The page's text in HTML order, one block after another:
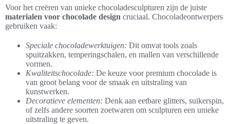
Voor het creëren van unieke chocoladesculpturen zijn de juiste
materialen voor chocolade design cruciaal. Chocoladeontwerpers
gebruiken vaak:
Speciale chocoladewerktuigen: Dit omvat tools zoals
spuitzakken, temperingschalen, en mallen van verschillende
vormen.
Kwaliteitschocolade: De keuze voor premium chocolade is
van groot belang voor de smaak en uitstraling van
kunstwerken.
Decoratieve elementen: Denk aan eetbare glitters, suikerspin,
of zelfs andere soorten zoetwaren om sculpturen een unieke
uitstraling te geven.